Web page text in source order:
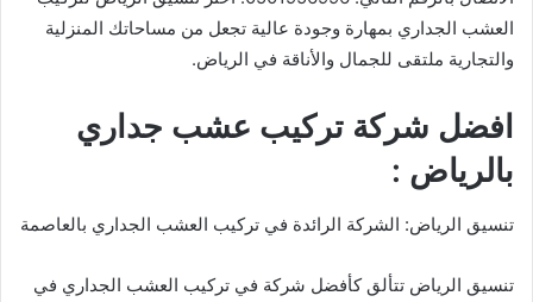
العشب الجداري بمهارة وجودة عالية تجعل من مساحاتك المنزلية
والتجارية ملتقى للجمال والأناقة في الرياض.
افضل شركة تركيب عشب جداري
بالرياض :
تنسيق الرياض: الشركة الرائدة في تركيب العشب الجداري بالعاصمة
تنسيق الرياض تتألق كأفضل شركة في تركيب العشب الجداري في